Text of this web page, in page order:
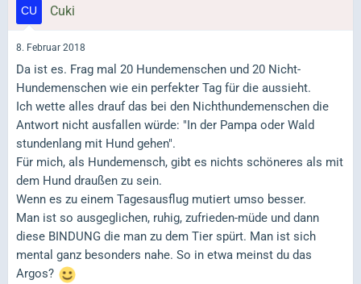
Cuki
8. Februar 2018
Da ist es. Frag mal 20 Hundemenschen und 20 Nicht-
Hundemenschen wie ein perfekter Tag für die aussieht.
Ich wette alles drauf das bei den Nichthundemenschen die
Antwort nicht ausfallen würde: "In der Pampa oder Wald
stundenlang mit Hund gehen".
Für mich, als Hundemensch, gibt es nichts schöneres als mit
dem Hund draußen zu sein.
Wenn es zu einem Tagesausflug mutiert umso besser.
Man ist so ausgeglichen, ruhig, zufrieden-müde und dann
diese BINDUNG die man zu dem Tier spürt. Man ist sich
mental ganz besonders nahe. So in etwa meinst du das
Argos?